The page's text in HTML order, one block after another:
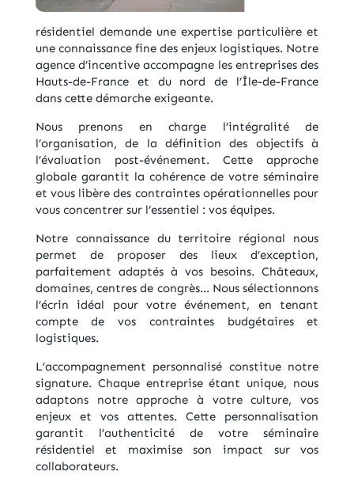
résidentiel demande une expertise particulière et
une connaissance fine des enjeux logistiques. Notre
agence d’incentive accompagne les entreprises des
Hauts-de-France et du nord de l’Île-de-France
dans cette démarche exigeante.
Nous prenons en charge l’intégralité de
l’organisation, de la définition des objectifs à
l’évaluation post-événement. Cette approche
globale garantit la cohérence de votre séminaire
et vous libère des contraintes opérationnelles pour
vous concentrer sur l’essentiel : vos équipes.
Notre connaissance du territoire régional nous
permet de proposer des lieux d’exception,
parfaitement adaptés à vos besoins. Châteaux,
domaines, centres de congrès… Nous sélectionnons
l’écrin idéal pour votre événement, en tenant
compte de vos contraintes budgétaires et
logistiques.
L’accompagnement personnalisé constitue notre
signature. Chaque entreprise étant unique, nous
adaptons notre approche à votre culture, vos
enjeux et vos attentes. Cette personnalisation
garantit l’authenticité de votre séminaire
résidentiel et maximise son impact sur vos
collaborateurs.